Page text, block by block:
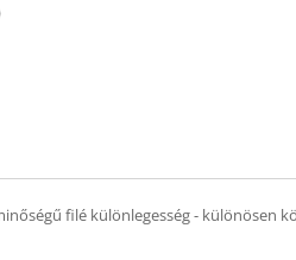
filé különlegesség - különösen